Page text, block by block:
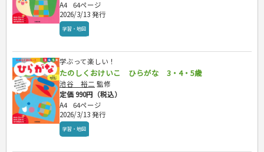
電気・危険物
調理師
スキル・キャリアアップ
危険物取扱者
消防設備士
登録販売者
その他資格試験
A4
64ページ
2026/3/13 発行
学習・地図
学ぶって楽しい！
たのしくおけいこ ひらがな 3・4・5歳
池谷 裕二 監修
定価 990円（税込）
A4
64ページ
2026/3/13 発行
学習・地図